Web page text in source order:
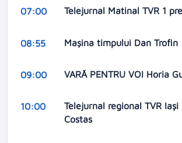
07:00 Telejurnal Matinal TVR 1
08:55 Mașina timpului Dan Trofin
09:00 VARĂ PENTRU VOI Horia
10:00
Telejurnal regional TVR Iași
Costas